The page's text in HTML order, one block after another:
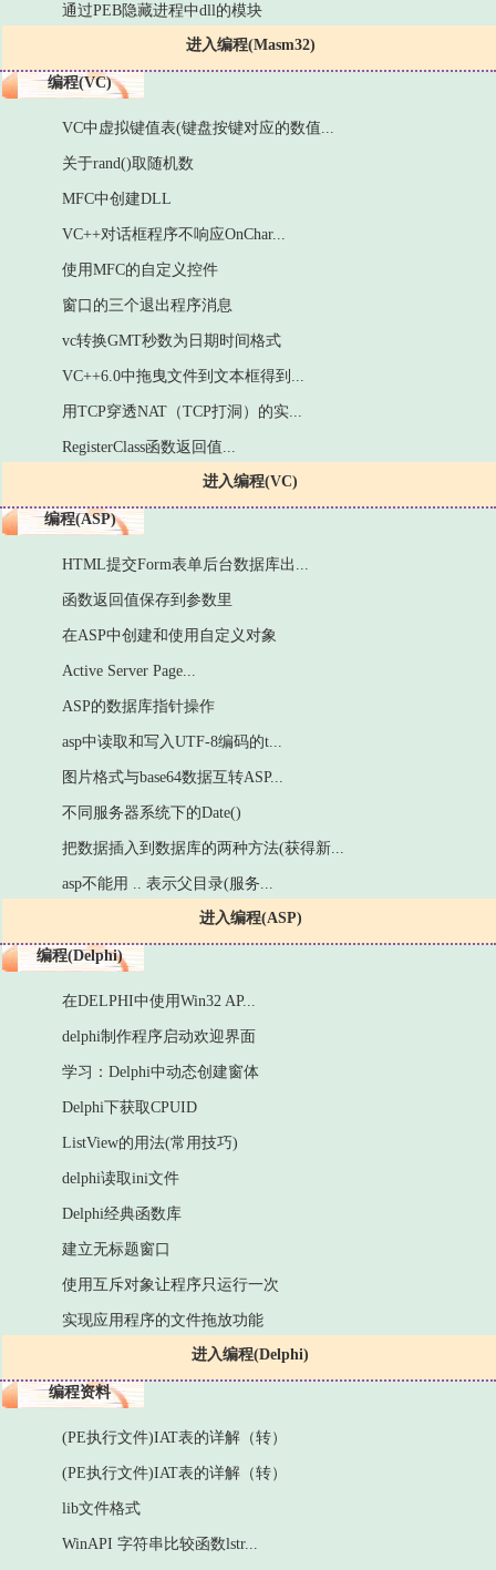
进入编程(Masm32)
通过PEB隐藏进程中dll的模块
编程(VC)
进入编程(VC)
VC中虚拟键值表(键盘按键对应的数值...
关于rand()取随机数
MFC中创建DLL
VC++对话框程序不响应OnChar...
使用MFC的自定义控件
窗口的三个退出程序消息
vc转换GMT秒数为日期时间格式
VC++6.0中拖曳文件到文本框得到...
用TCP穿透NAT（TCP打洞）的实...
RegisterClass函数返回值...
编程(ASP)
进入编程(ASP)
HTML提交Form表单后台数据库出...
函数返回值保存到参数里
在ASP中创建和使用自定义对象
Active Server Page...
ASP的数据库指针操作
asp中读取和写入UTF-8编码的t...
图片格式与base64数据互转ASP...
不同服务器系统下的Date()
把数据插入到数据库的两种方法(获得新...
asp不能用 .. 表示父目录(服务...
编程(Delphi)
进入编程(Delphi)
在DELPHI中使用Win32 AP...
delphi制作程序启动欢迎界面
学习：Delphi中动态创建窗体
Delphi下获取CPUID
ListView的用法(常用技巧)
delphi读取ini文件
Delphi经典函数库
建立无标题窗口
使用互斥对象让程序只运行一次
实现应用程序的文件拖放功能
编程资料
(PE执行文件)IAT表的详解（转）
(PE执行文件)IAT表的详解（转）
lib文件格式
WinAPI 字符串比较函数lstr...